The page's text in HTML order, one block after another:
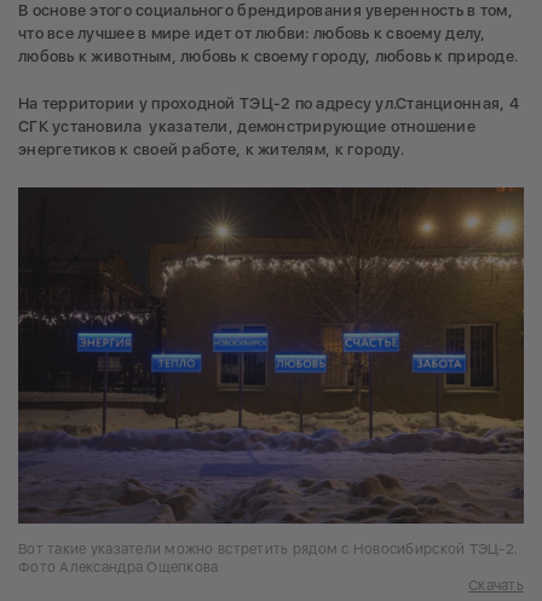
В основе этого социального брендирования уверенность в том,
что все лучшее в мире идет от любви: любовь к своему делу,
любовь к животным, любовь к своему городу, любовь к природе.
На территории у проходной ТЭЦ-2 по адресу ул.Станционная, 4
СГК установила указатели, демонстрирующие отношение
энергетиков к своей работе, к жителям, к городу.
Вот такие указатели можно встретить рядом с Новосибирской ТЭЦ-2.
Фото Александра Ощепкова
Скачать